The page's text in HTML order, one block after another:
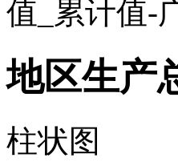
值_累计值-
地区生产
柱状图